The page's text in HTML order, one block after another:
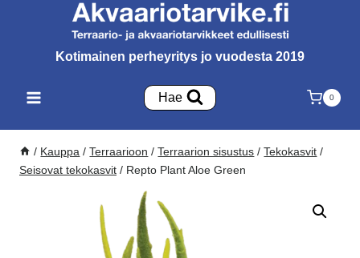
Kotimainen perheyritys jo vuodesta 2019
Hae 0
/ Kauppa / Terraarioon / Terraarion sisustus / Tekokasvit /
Seisovat tekokasvit / Repto Plant Aloe Green